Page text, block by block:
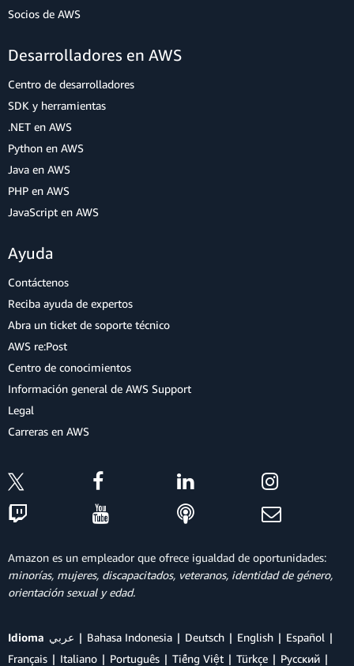
Socios de AWS
Desarrolladores en AWS
Centro de desarrolladores
SDK y herramientas
.NET en AWS
Python en AWS
Java en AWS
PHP en AWS
JavaScript en AWS
Ayuda
Contáctenos
Reciba ayuda de expertos
Abra un ticket de soporte técnico
AWS re:Post
Centro de conocimientos
Información general de AWS Support
Legal
Carreras en AWS
Amazon es un empleador que ofrece igualdad de oportunidades:
minorías, mujeres, discapacitados, veteranos, identidad de género,
orientación sexual y edad.
Idioma عربي Bahasa Indonesia Deutsch English
Español
Français
Italiano Português Tiếng Việt Türkçe Ρусский